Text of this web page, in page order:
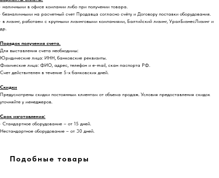
· наличными в офисе компании либо при получении товара.
· безналичными на расчетный счет Продавца согласно счёту и Договору поставки оборудования.
· в лизинг, работаем с крупными лизинговыми компаниями, Балтийский лизинг, УралБизнесЛизинг и
др.
Порядок получения счета.
Для выставления счета необходимы:
Юридические лица: ИНН, банковские реквизиты.
Физические лица: ФИО, адрес, телефон и e-mail, скан паспорта РФ.
Счет действителен в течение 5-х банковских дней.
Скидки
Предусмотрены скидки постоянным клиентам от объема продаж. Условия предоставления скидок
уточняйте у менеджеров.
Срок изготовления:
· Стандартное оборудование – от 15 дней.
Нестандартное оборудование – от 30 дней.
Подобные товары